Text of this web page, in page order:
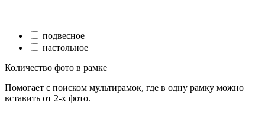
подвесное
настольное
Количество фото в рамке
Помогает с поиском мультирамок, где в одну рамку можно
вставить от 2-х фото.